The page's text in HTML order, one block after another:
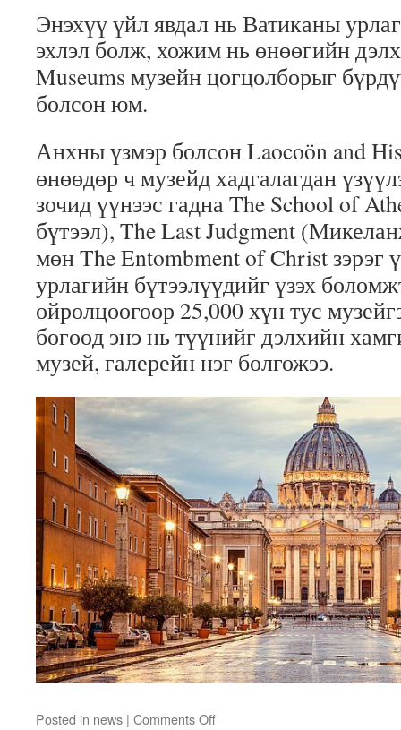
Энэхүү үйл явдал нь Ватиканы
эхлэл болж, хожим нь өнөөгийн
Museums музейн цогцолборыг
болсон юм.
Анхны үзмэр болсонLaocoön and
өнөөдөр ч музейд хадгалагдан
зочид үүнээс гадна The School of
бүтээл), The Last Judgment
мөнThe Entombment of Christзэрэг
урлагийн бүтээлүүдийг үзэх
ойролцоогоор 25,000 хүн тус
бөгөөд энэ нь түүнийг дэлхийн
музей, галерейн нэг болгожээ.
Posted in news | Comments Offon